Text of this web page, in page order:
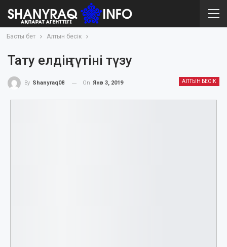
Басты бет Алтын бесік
Тату елдің түтіні түзу
АЛТЫН БЕСІК
By Shanyraq08 On Янв 3, 2019